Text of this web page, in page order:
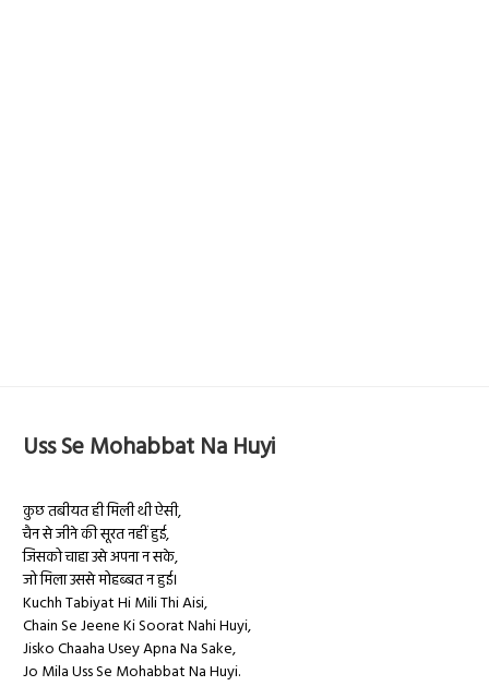
Uss Se Mohabbat Na Huyi
कुछ तबीयत ही मिली थी ऐसी,
चैन से जीने की सूरत नहीं हुई,
जिसको चाहा उसे अपना न सके,
जो मिला उससे मोहब्बत न हुई।
Kuchh Tabiyat Hi Mili Thi Aisi,
Chain Se Jeene Ki Soorat Nahi Huyi,
Jisko Chaaha Usey Apna Na Sake,
Jo Mila Uss Se Mohabbat Na Huyi.